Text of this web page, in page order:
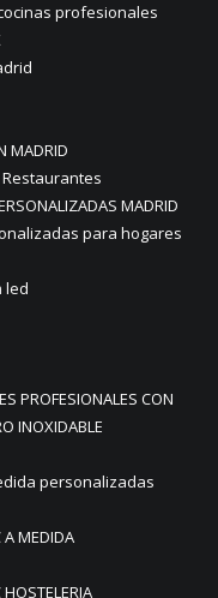
profesionales
MADRID
MADRID
para hogares
led
PROFESIONALES CON
INOXIDABLE
personalizadas
MEDIDA